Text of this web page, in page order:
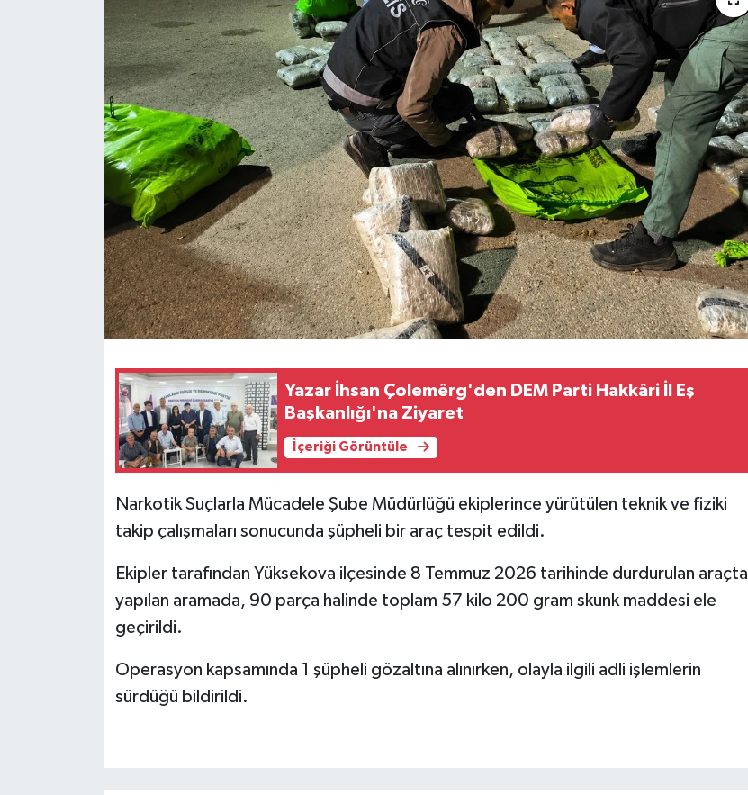
Yazar İhsan Çolemêrg'den DEM Parti Hakkâri İl Eş
Başkanlığı'na Ziyaret
İçeriği Görüntüle
Narkotik Suçlarla Mücadele Şube Müdürlüğü ekiplerince yürütülen teknik ve fiziki
takip çalışmaları sonucunda şüpheli bir araç tespit edildi.
Ekipler tarafından Yüksekova ilçesinde 8 Temmuz 2026 tarihinde durdurulan araçta
yapılan aramada, 90 parça halinde toplam 57 kilo 200 gram skunk maddesi ele
geçirildi.
Operasyon kapsamında 1 şüpheli gözaltına alınırken, olayla ilgili adli işlemlerin
sürdüğü bildirildi.
Son Dakika
Teknoloji